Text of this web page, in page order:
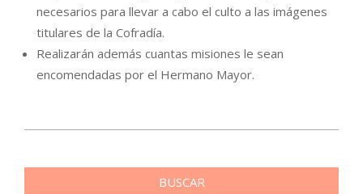
necesarios para llevar a cabo el culto a las imágenes
titulares de la Cofradía.
Realizarán además cuantas misiones le sean
encomendadas por el Hermano Mayor.
BUSCAR